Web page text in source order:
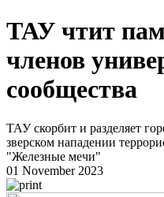
ТАУ чтит
членов
сообщества
ТАУ скорбит и разделяет
зверском нападении
"Железные мечи"
01 November 2023